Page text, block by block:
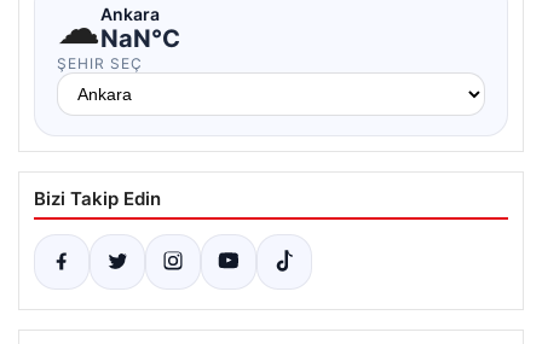
☁Ankara
NaN°C
ŞEHIR SEÇ
Bizi Takip Edin